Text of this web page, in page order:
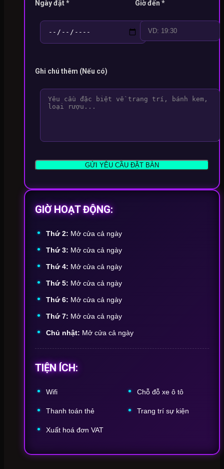
Ngày đặt * Giờ đến *
Ghi chú thêm (Nếu có)
GIỜ HOẠT ĐỘNG:
Thứ 2: Mở cửa cả ngày
Thứ 3: Mở cửa cả ngày
Thứ 4: Mở cửa cả ngày
Thứ 5: Mở cửa cả ngày
Thứ 6: Mở cửa cả ngày
Thứ 7: Mở cửa cả ngày
Chủ nhật: Mở cửa cả ngày
TIỆN ÍCH:
Wifi Chỗ đỗ xe ô tô
Thanhtoánthẻ Trang trí sự kiện
Xuất hoáđơnVAT